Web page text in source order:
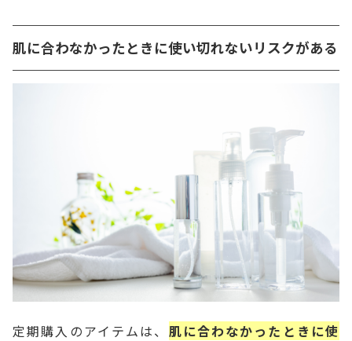
肌に合わなかったときに使い切れないリスクがある
定期購入のアイテムは、 肌に合わなかったときに使